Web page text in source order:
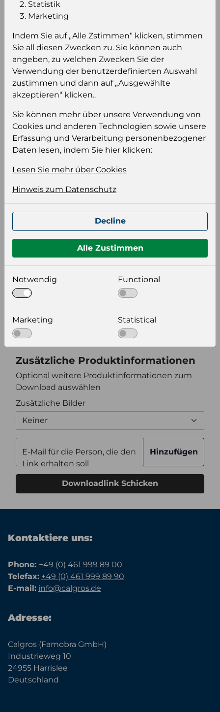
Einloggen um den Preis zu
sehen
Sie müssen eingeloggt sein, um Preise zu
sehen und/oder dieses Produkt zu kaufen.
Einloggen Anmeldung für B2B Konto
Wählen Sie eine Sprache und ein Format für
Ihre Produktdatei aus
Sprache
Format auswählen
Bildeinstellungen
wählen Sie eine Auflösung für Ihr Bild aus
Bildauflösung
Zusätzliche Produktinformationen
Optional weitere Produktinformationen zum
Download auswählen
Zusätzliche Bilder
Keiner
E-Mail für die Person, die den
Link erhalten soll
Hinzufügen
Downloadlink Schicken
Kontaktiere uns:
Phone: +49 (0) 461 999 89 00
Telefax: +49 (0) 461 999 89 90
E-mail: info@calgros.de
Adresse:
Calgros (Famobra GmbH)
Industrieweg 10
24955 Harrislee
Deutschland
Statistik
Marketing
Indem Sie auf „Alle Zstimmen“ klicken, stimmen
Sie all diesen Zwecken zu. Sie können auch
angeben, zu welchen Zwecken Sie der
Verwendung der benutzerdefinierten Auswahl
zustimmen und dann auf „Ausgewählte
akzeptieren“ klicken..
Sie können mehr über unsere Verwendung von
Cookies und anderen Technologien sowie unsere
Erfassung und Verarbeitung personenbezogener
Daten lesen, indem Sie hier klicken:
Lesen Sie mehr über Cookies
Hinweis zum Datenschutz
Decline
Alle Zustimmen
Notwendig Functional
Marketing Statistical